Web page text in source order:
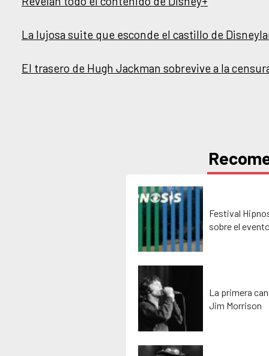
La lujosa suite que esconde el castillo de
El trasero de Hugh Jackman sobrevive a la
Festival
sobre el
La primera
Jim Morrison